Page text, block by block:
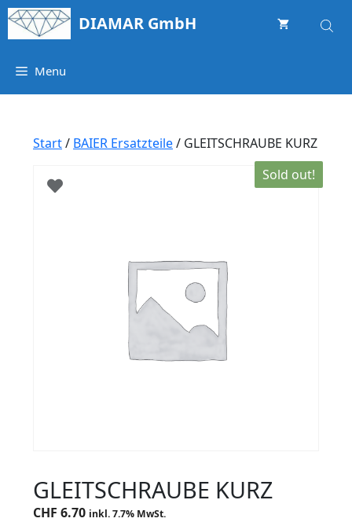
Springe
zum
DIAMAR GmbH
Menu
Start/ BAIER Ersatzteile/ GLEITSCHRAUBE KURZ
Sold out!
GLEITSCHRAUBE KURZ
CHF 6.70 inkl. 7.7% MwSt.